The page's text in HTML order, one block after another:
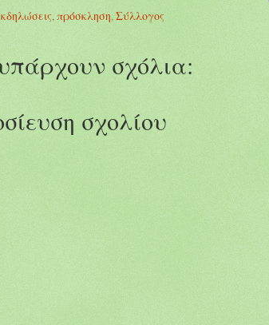
,πρόσκληση,Σύλλογος
σχόλια:
σχολίου